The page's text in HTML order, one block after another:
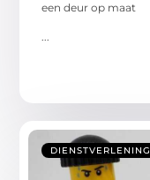
een deur op maat
DIENSTVERLENING